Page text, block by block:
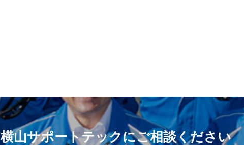
横山サポートテックにご相談ください